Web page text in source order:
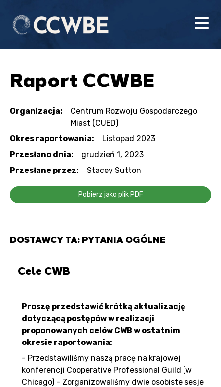
Raport CCWBE
Organizacja:
Centrum Rozwoju Gospodarczego
Miast (CUED)
Okres raportowania:
Listopad 2023
Przesłano dnia:
grudzień 1, 2023
Przesłane przez:
Stacey Sutton
Pobierz jako plik PDF
DOSTAWCY TA: PYTANIA OGÓLNE
Cele CWB
Proszę przedstawić krótką aktualizację
dotyczącą postępów w realizacji
proponowanych celów CWB w ostatnim
okresie raportowania:
- Przedstawiliśmy naszą pracę na krajowej
konferencji Cooperative Professional Guild (w
Chicago) - Zorganizowaliśmy dwie osobiste sesje